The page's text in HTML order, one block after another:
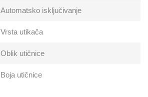
Automatsko isključivanje
Vrsta utikača
Oblik utičnice
Boja utičnice